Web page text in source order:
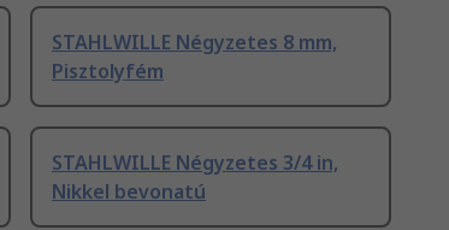
STAHLWILLE Négyzetes 8 mm,
Pisztolyfém
STAHLWILLE Négyzetes 3/4 in,
Nikkel bevonatú